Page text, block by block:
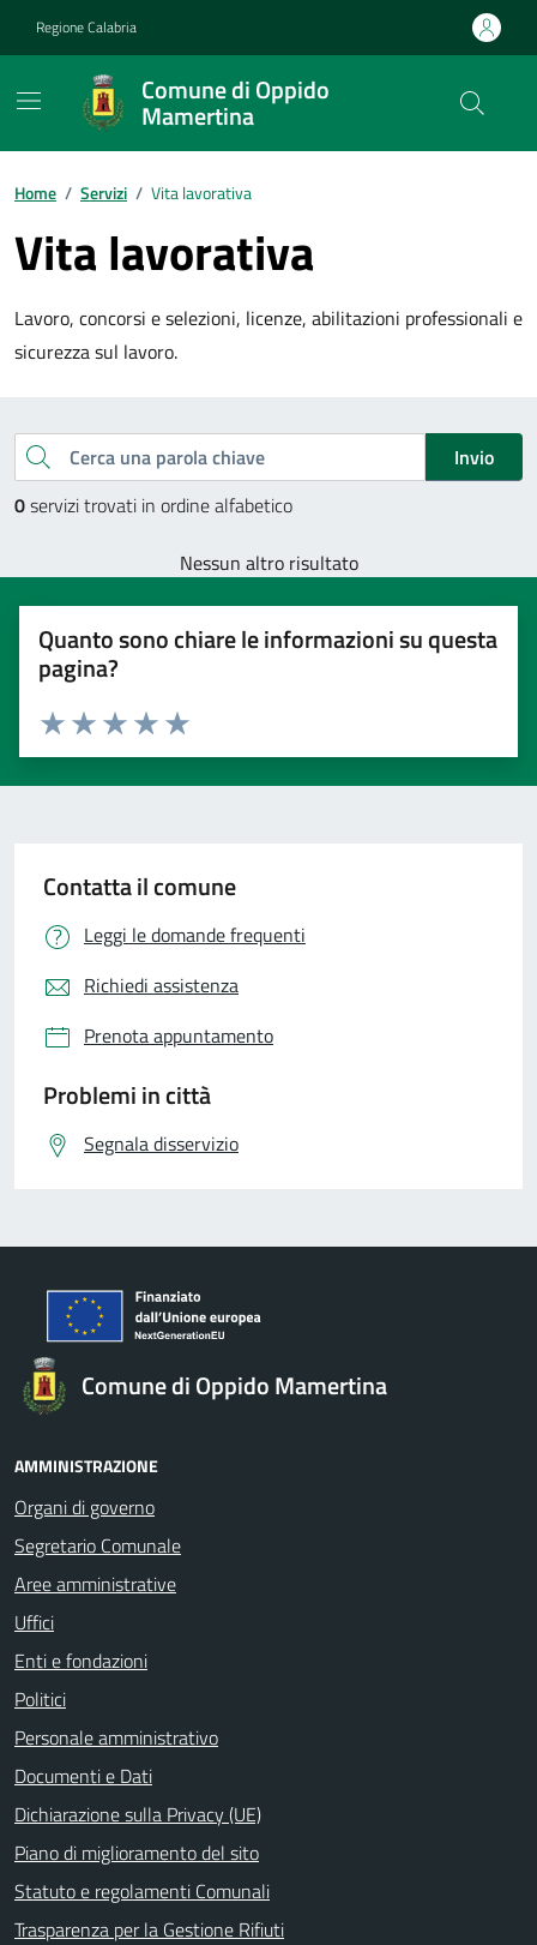
Regione Calabria
Comune di Oppido
Mamertina
Home / Servizi / Vita lavorativa
Vita lavorativa
Lavoro, concorsi e selezioni, licenze, abilitazioni professionali e
sicurezza sul lavoro.
Esplora tutti i servizi
Cerca una parola chiave
Invio
0servizi trovati in ordine alfabetico
Nessun altro risultato
Quanto sono chiare le informazioni su questa
pagina?
Valuta 5 stelle su 5
Valuta 4 stelle su 5
Valuta 3 stelle su 5
Valuta 2 stelle su 5
Valuta 1 stelle su 5
Contatta il comune
Leggi le domande frequenti
Richiedi assistenza
Prenota appuntamento
Problemi in città
Segnala disservizio
Comune di Oppido Mamertina
AMMINISTRAZIONE
Organi di governo
Segretario Comunale
Aree amministrative
Uffici
Enti e fondazioni
Politici
Personale amministrativo
Documenti e Dati
Dichiarazione sulla Privacy (UE)
Piano di miglioramento del sito
Statuto e regolamenti Comunali
Trasparenza per la Gestione Rifiuti